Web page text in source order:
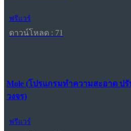
ฟรีแวร์
ดาวน์โหลด : 71
Mole (โปรแกรมทำความสะอาด ปรั
วงจร)
ฟรีแวร์